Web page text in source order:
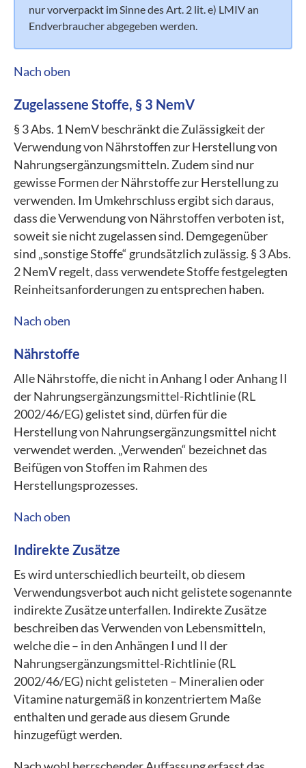
nur vorverpackt im Sinne des Art. 2 lit. e) LMIV an
Endverbraucher abgegeben werden.
Nach oben
Zugelassene Stoffe, § 3 NemV
§ 3 Abs. 1 NemV beschränkt die Zulässigkeit der
Verwendung von Nährstoffen zur Herstellung von
Nahrungsergänzungsmitteln. Zudem sind nur
gewisse Formen der Nährstoffe zur Herstellung zu
verwenden. Im Umkehrschluss ergibt sich daraus,
dass die Verwendung von Nährstoffen verboten ist,
soweit sie nicht zugelassen sind. Demgegenüber
sind „sonstige Stoffe“ grundsätzlich zulässig. § 3 Abs.
2 NemV regelt, dass verwendete Stoffe festgelegten
Reinheitsanforderungen zu entsprechen haben.
Nach oben
Nährstoffe
Alle Nährstoffe, die nicht in Anhang I oder Anhang II
der Nahrungsergänzungsmittel-Richtlinie (RL
2002/46/EG) gelistet sind, dürfen für die
Herstellung von Nahrungsergänzungsmittel nicht
verwendet werden. „Verwenden“ bezeichnet das
Beifügen von Stoffen im Rahmen des
Herstellungsprozesses.
Nach oben
Indirekte Zusätze
Es wird unterschiedlich beurteilt, ob diesem
Verwendungsverbot auch nicht gelistete sogenannte
indirekte Zusätze unterfallen. Indirekte Zusätze
beschreiben das Verwenden von Lebensmitteln,
welche die – in den Anhängen I und II der
Nahrungsergänzungsmittel-Richtlinie (RL
2002/46/EG) nicht gelisteten – Mineralien oder
Vitamine naturgemäß in konzentriertem Maße
enthalten und gerade aus diesem Grunde
hinzugefügt werden.